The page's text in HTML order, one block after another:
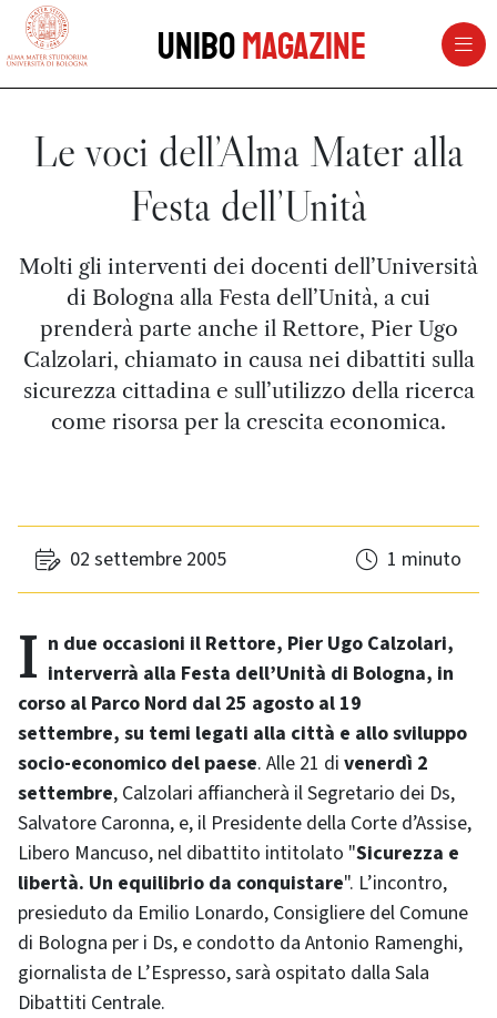
vai al contenuto della pagina
UniboMagazine
Le voci dell’Alma Mater alla
Festa dell’Unità
Molti gli interventi dei docenti dell’Università
di Bologna alla Festa dell’Unità, a cui
prenderà parte anche il Rettore, Pier Ugo
Calzolari, chiamato in causa nei dibattiti sulla
sicurezza cittadina e sull’utilizzo della ricerca
come risorsa per la crescita economica.
02 settembre 2005 1 minuto
In due occasioni il Rettore, Pier Ugo Calzolari, interverrà alla Festa dell’Unità di Bologna, in
corso al Parco Nord dal 25 agosto al 19
settembre, su temi legati alla città e allo sviluppo
socio-economico del paese. Alle 21 di venerdì 2
settembre, Calzolari affiancherà il Segretario dei Ds,
Salvatore Caronna, e, il Presidente della Corte d’Assise,
Libero Mancuso, nel dibattito intitolato "Sicurezza e
libertà. Un equilibrio da conquistare". L’incontro,
presieduto da Emilio Lonardo, Consigliere del Comune
di Bologna per i Ds, e condotto da Antonio Ramenghi,
giornalista de L’Espresso, sarà ospitato dalla Sala
Dibattiti Centrale.